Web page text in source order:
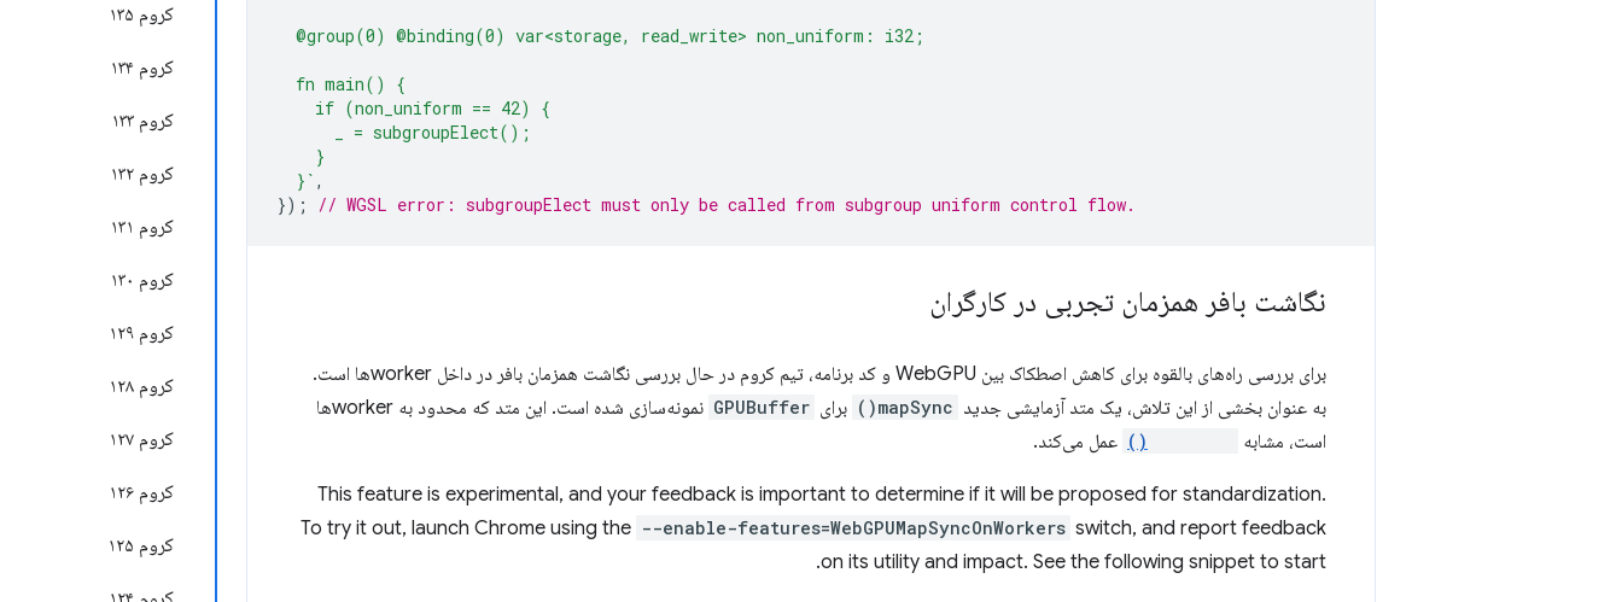
کروم ۱۳۵
کروم ۱۳۴
کروم ۱۳۳
کروم ۱۳۲
کروم ۱۳۱
کروم ۱۳۰
کروم ۱۲۹
کروم ۱۲۸
کروم ۱۲۷
کروم ۱۲۶
کروم ۱۲۵
  @group(0) @binding(0) var<storage, read_write> non_uniform: i32;
  fn main() {
    if (non_uniform == 42) {
      _ = subgroupElect();
    }
  }`
,
});
// WGSL error: subgroupElect must only be called from subgroup uniform control flow.
نگاشت بافر همزمان تجربی در کارگران
برای بررسی راه‌های بالقوه برای کاهش اصطکاک بین WebGPU و کد برنامه، تیم کروم در حال بررسی نگاشت همزمان بافر در داخل workerها است.
به عنوان بخشی از این تلاش، یک متد آزمایشی جدید mapSync() برای GPUBuffer
نمونه‌سازی شده است. این متد که محدود به workerها
است، مشابه
عمل می‌کند.
This feature is experimental, and your feedback is important to determine if it will be proposed for standardization.
To try it out, launch Chrome using the --enable-features=WebGPUMapSyncOnWorkers switch, and report feedback
on its utility and impact. See the following snippet to start.